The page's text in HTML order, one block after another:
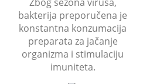
Zbog sezona virusa,
bakterija preporučena je
konstantna konzumacija
preparata za jačanje
organizma i stimulaciju
imuniteta.